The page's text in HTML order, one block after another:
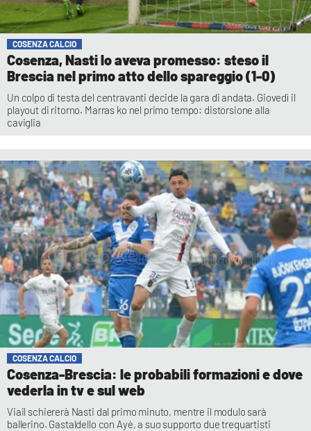
COSENZA CALCIO
Cosenza, Nasti lo aveva promesso: steso il
Brescia nel primo atto dello spareggio (1-0)
Un colpo di testa del centravanti decide la gara di andata. Giovedì il
playout di ritorno. Marras ko nel primo tempo: distorsione alla
caviglia
COSENZA CALCIO
Cosenza-Brescia: le probabili formazioni e dove
vederla in tv e sul web
Viail schiererà Nasti dal primo minuto, mentre il modulo sarà
ballerino. Gastaldello con Ayè, a suo supporto due trequartisti